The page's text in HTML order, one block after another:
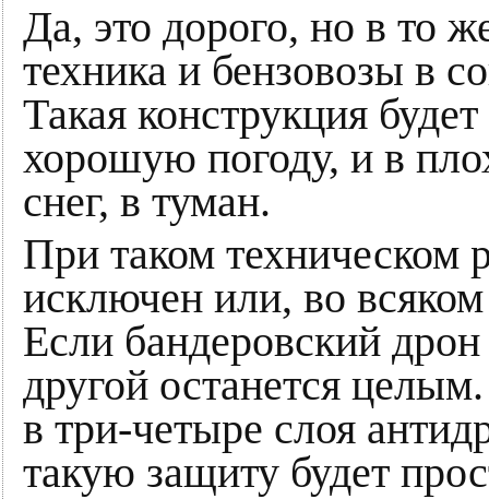
Да, это дорого, но в то
техника и бензовозы в
Такая конструкция
хорошую погоду, и в
снег, в туман.
При таком техническом
исключен или, во
Если бандеровский
другой останется
в три-четыре слоя
такую защиту будет